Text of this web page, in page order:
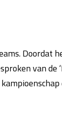
Doordat
van de